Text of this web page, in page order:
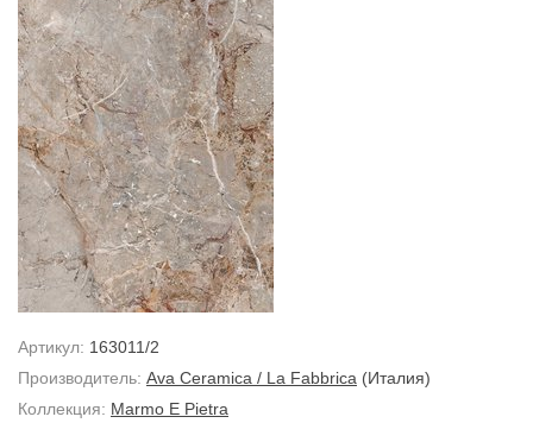
Артикул: 163011/2
Производитель: Ava Ceramica / La Fabbrica (Италия)
Коллекция: Marmo E Pietra